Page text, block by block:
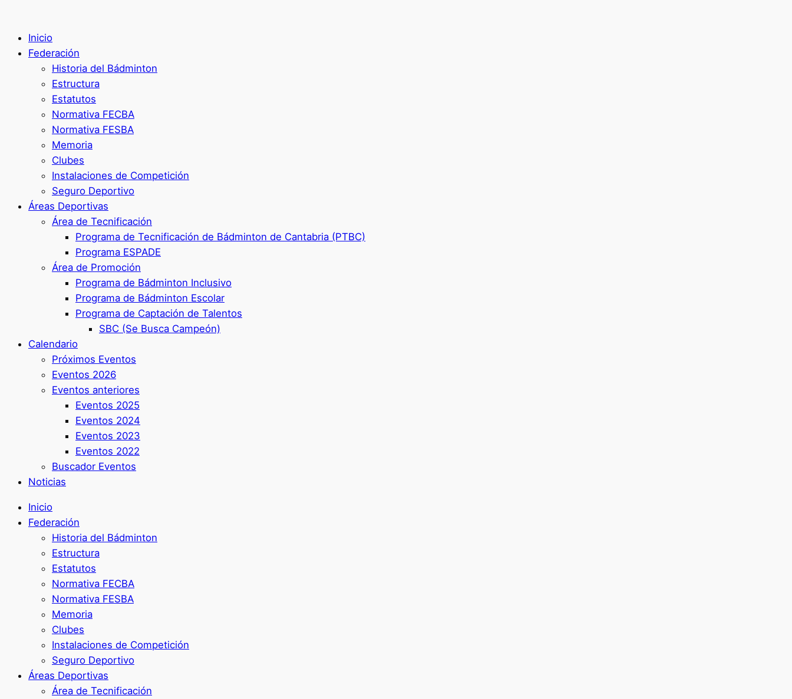
Inicio
Federación
Historia del Bádminton
Estructura
Estatutos
Normativa FECBA
Normativa FESBA
Memoria
Clubes
Instalaciones de Competición
Seguro Deportivo
Áreas Deportivas
Área de Tecnificación
Programa de Tecnificación de Bádminton de Cantabria (PTBC)
Programa ESPADE
Área de Promoción
Programa de Bádminton Inclusivo
Programa de Bádminton Escolar
Programa de Captación de Talentos
SBC (Se Busca Campeón)
Calendario
Próximos Eventos
Eventos 2026
Eventos anteriores
Eventos 2025
Eventos 2024
Eventos 2023
Eventos 2022
Buscador Eventos
Noticias
Inicio
Federación
Historia del Bádminton
Estructura
Estatutos
Normativa FECBA
Normativa FESBA
Memoria
Clubes
Instalaciones de Competición
Seguro Deportivo
Áreas Deportivas
Área de Tecnificación